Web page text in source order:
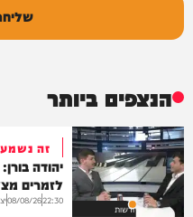
הנצפים ביותר
חדשות
זה
יהודה
לזמרים
22:30
08/08/26